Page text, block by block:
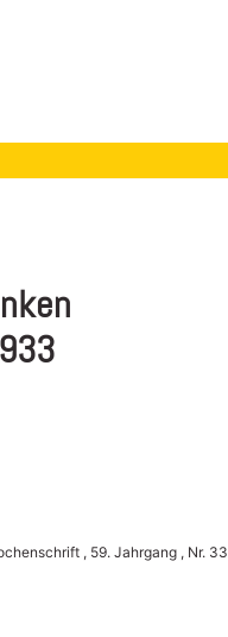
, 59. Jahrgang , Nr. 33